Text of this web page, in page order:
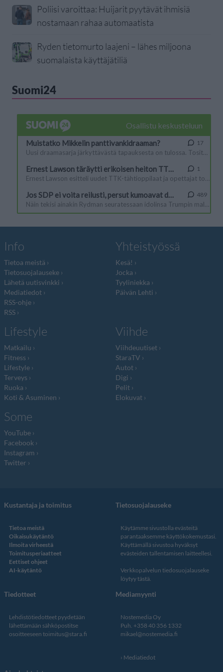
Poliisi varoittaa: Huijarit pyytävät ihmisiä
nostamaan rahaa automaatista
Ryden tietomurto laajeni – lähes miljoona
suomalaista käyttäjätiliä
Suomi24
Info
Tietoa meistä
Tietosuojalauseke
Lähetä uutisvinkki
Mediatiedot
RSS-ohje
RSS
Yhteistyössä
Kesä!
Jocka
Tyyliniekka
Päivän Lehti
Lifestyle
Matkailu
Fitness
Lifestyle
Terveys
Ruoka
Koti & Asuminen
Viihde
Viihdeuutiset
StaraTV
Autot
Digi
Pelit
Elokuvat
Some
YouTube
Facebook
Instagram
Twitter
Kustantaja ja toimitus
Tietoa meistä
Oikaisukäytäntö
Ilmoita virheestä
Toimitusperiaatteet
Eettiset ohjeet
AI-käytäntö
Tietosuojalauseke
Käytämme sivustolla evästeitä
parantaaksemme käyttökokemustasi.
Käyttämällä sivustoa hyväksyt
evästeiden tallentamisen laitteellesi.
Verkkopalvelun tiedosuojalauseke
löytyy tästä.
Tiedotteet
Lehdistötiedotteet pyydetään
lähettämään sähköpostitse
osoitteeseen toimitus@stara.fi
Mediamyynti
Nostemedia Oy
Puh. +358 40 356 1332
mikael@nostemedia.fi
Mediatiedot